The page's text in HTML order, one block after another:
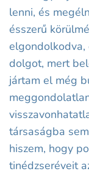
lenni, és
ésszerű
elgondolkodva,
dolgot, mert
jártam el még
társaságba
hiszem, hogy
tinédzseréveit